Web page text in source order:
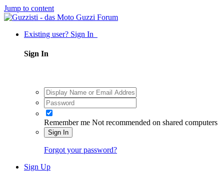
Jump to content
Existing user? Sign In
Sign In
Remember me Not recommended on shared computers
Sign In
Forgot your password?
Sign Up